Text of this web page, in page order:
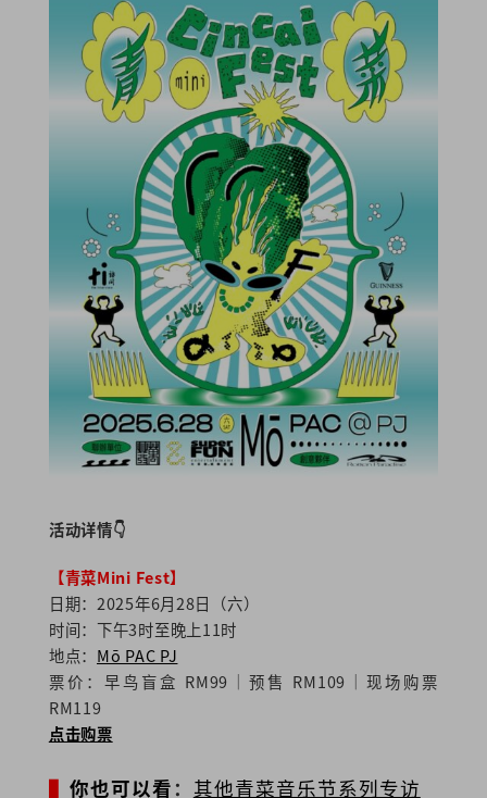
活动详情👇
【青菜Mini Fest】
日期：2025年6月28日（六）
时间：下午3时至晚上11时
地点： Mō PAC PJ
票价：早鸟盲盒 RM99｜预售 RM109｜现场购票
RM119
点击购票
▌ 你也可以看： 其他青菜音乐节系列专访